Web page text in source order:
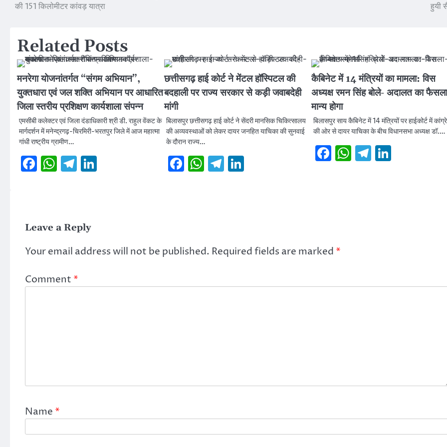
की 151 किलोमीटर कांवड़ यात्रा
हुयी
Related Posts
मनरेगा योजनांतर्गत “संगम अभियान”,
युक्तधारा एवं जल शक्ति अभियान पर आधारित
जिला स्तरीय प्रशिक्षण कार्यशाला संपन्न
एमसीबी कलेक्टर एवं जिला दंडाधिकारी श्री डी. राहुल वेंकट के
मार्गदर्शन में मनेन्द्रगढ़-चिरमिरी-भरतपुर जिले में आज महात्मा
गांधी राष्ट्रीय ग्रामीण…
Facebook
WhatsApp
Telegram
छत्तीसगढ़ हाई कोर्ट ने मेंटल हॉस्पिटल की
बदहाली पर राज्य सरकार से कड़ी जवाबदेही
मांगी
बिलासपुर छत्तीसगढ़ हाई कोर्ट ने सेंदरी मानसिक चिकित्सालय
की अव्यवस्थाओं को लेकर दायर जनहित याचिका की सुनवाई
के दौरान राज्य…
Facebook
WhatsApp
Telegram
LinkedIn
कैबिनेट में 14 मंत्रियों का मामला: विस
अध्यक्ष रमन सिंह बोले- अदालत का फैसला
मान्य होगा
बिलासपुर साय कैबिनेट में 14 मंत्रियों पर हाईकोर्ट में
की ओर से दायर याचिका के बीच विधानसभा अध्यक्ष डॉ.…
Facebook
WhatsApp
Telegram
LinkedIn
Leave a Reply
Your email address will not be published. Required fields are marked *
Comment *
Name *